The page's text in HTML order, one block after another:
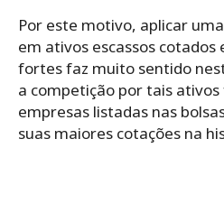
Por este motivo, aplicar
em ativos escassos cotados
fortes faz muito sentido
a competição por tais ativos
empresas listadas nas
suas maiores cotações na